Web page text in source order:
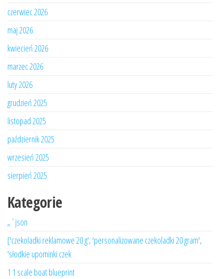
czerwiec 2026
maj 2026
kwiecień 2026
marzec 2026
luty 2026
grudzień 2025
listopad 2025
październik 2025
wrzesień 2025
sierpień 2025
Kategorie
„`json
['czekoladki reklamowe 20 g', 'personalizowane czekoladki 20 gram',
'słodkie upominki czek
1 1 scale boat blueprint